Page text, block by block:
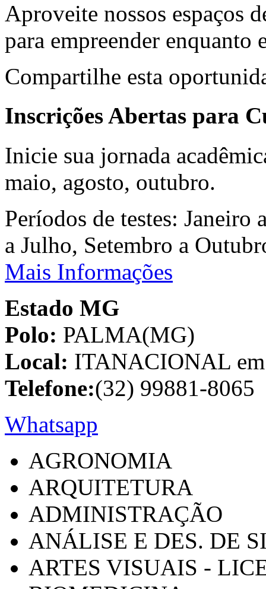
Aproveite nossos espaços
para empreender enquanto
Compartilhe esta
Inscrições Abertas para
Inicie sua jornada
maio, agosto, outubro.
Períodos de testes:
a Julho, Setembro a
Mais Informações
Estado MG
Polo: PALMA(MG)
Local: ITANACIONAL
Telefone:(32) 99881-8065
Whatsapp
AGRONOMIA
ARQUITETURA
ADMINISTRAÇÃO
ANÁLISE E DES. DE
ARTES VISUAIS -